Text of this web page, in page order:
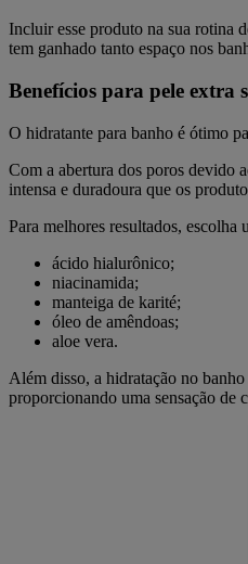
Incluir esse produto na sua rotina
tem ganhado tanto espaço nos
Benefícios para pele extra
O hidratante para banho é ótimo
Com a abertura dos poros devido
intensa e duradoura que os
Para melhores resultados, escolha
ácido hialurônico;
niacinamida;
manteiga de karité;
óleo de amêndoas;
aloe vera.
Além disso, a hidratação no
proporcionando uma sensação de